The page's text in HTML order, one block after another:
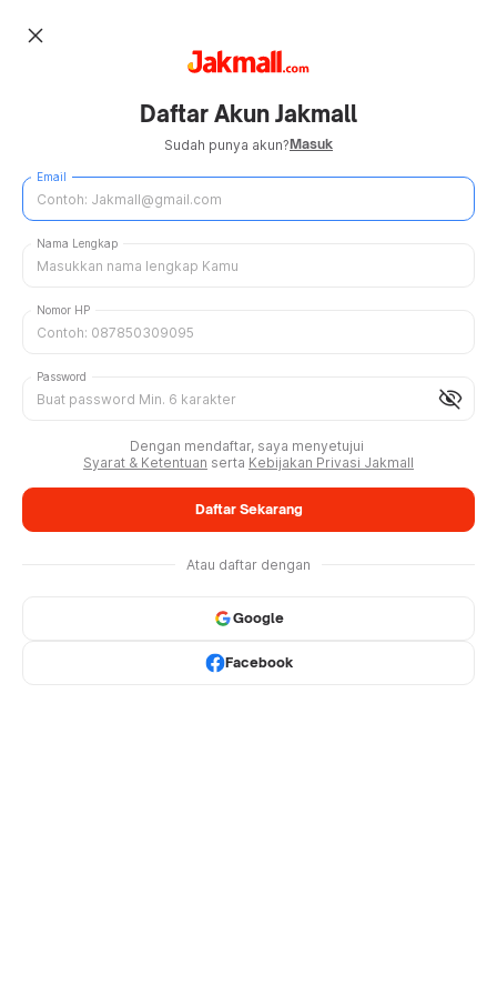
close
Daftar Akun Jakmall
Sudah punya akun?Masuk
Email
Nama Lengkap
Nomor HP
visibility_off
Password
Dengan mendaftar, saya menyetujui
Syarat & Ketentuan serta Kebijakan Privasi Jakmall
Daftar Sekarang
Atau daftar dengan
Google
Facebook